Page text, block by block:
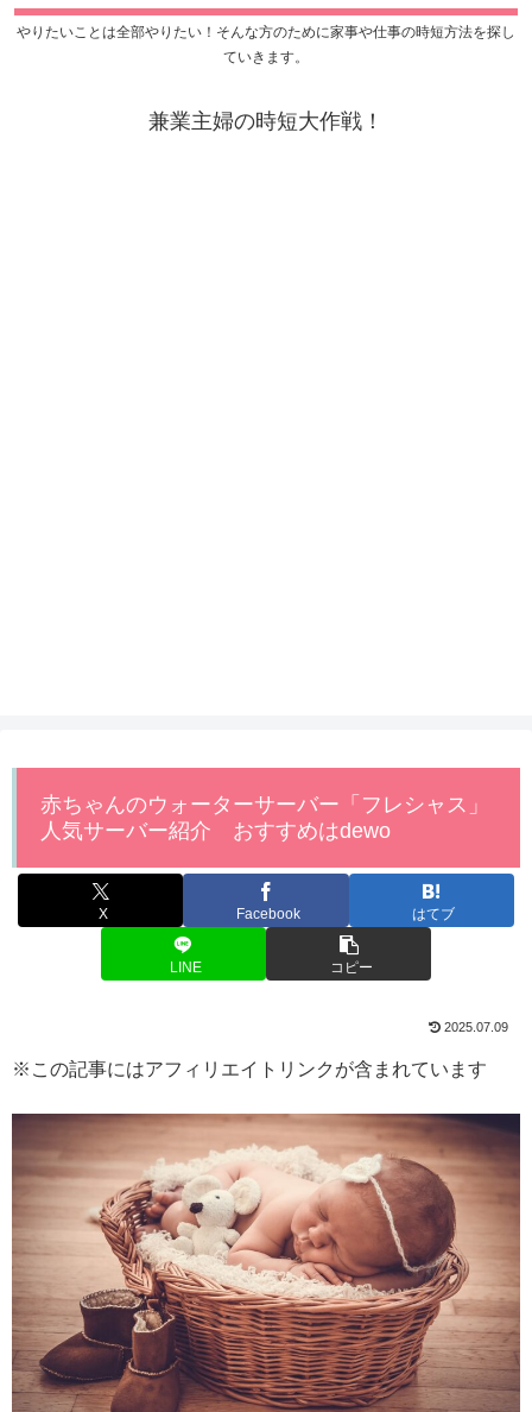
やりたいことは全部やりたい！そんな方のために家事や仕事の時短方法を探し
ていきます。
兼業主婦の時短大作戦！
赤ちゃんのウォーターサーバー「フレシャス」
人気サーバー紹介 おすすめはdewo
X Facebook はてブ
LINE コピー
2025.07.09
※この記事にはアフィリエイトリンクが含まれています